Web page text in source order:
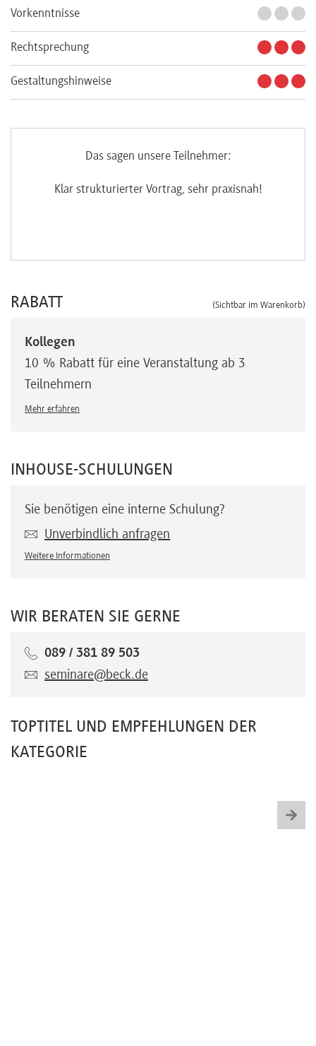
Vorkenntnisse
Rechtsprechung
Gestaltungshinweise
Das sagen unsere Teilnehmer:
Klar strukturierter Vortrag, sehr praxisnah!
RABATT (Sichtbar im Warenkorb)
Kollegen
10 % Rabatt für eine Veranstaltung ab 3
Teilnehmern
Mehr erfahren
INHOUSE-SCHULUNGEN
Sie benötigen eine interne Schulung?
Unverbindlich anfragen
Weitere Informationen
WIR BERATEN SIE GERNE
089 / 381 89 503
seminare@beck.de
TOPTITEL UND EMPFEHLUNGEN DER
KATEGORIE